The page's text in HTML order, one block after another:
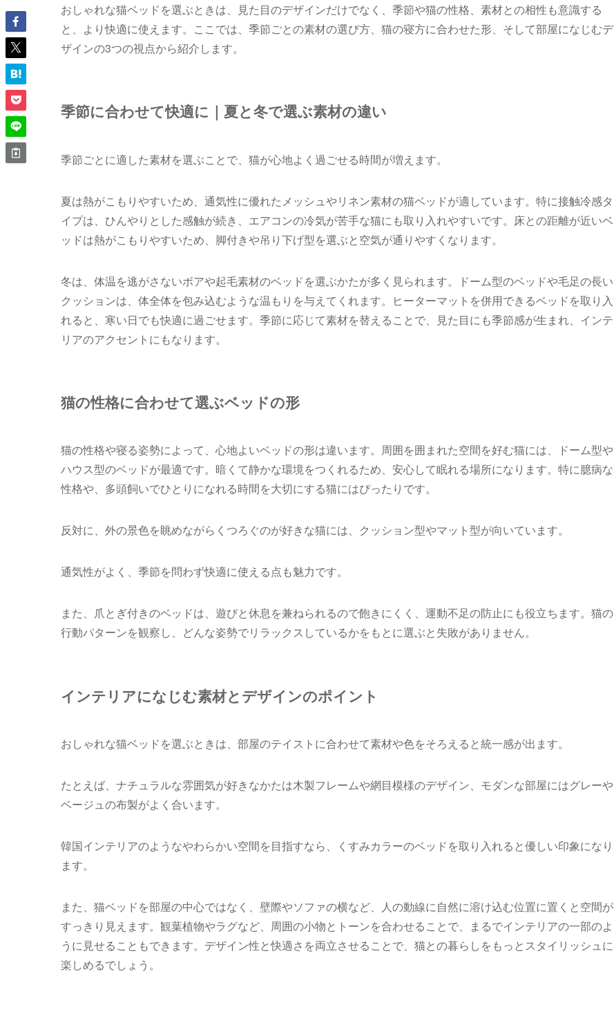
おしゃれな猫ベッドを選ぶときは、見た目のデザインだけでなく、季節や猫の性格、素材との相性も意識する
と、より快適に使えます。ここでは、季節ごとの素材の選び方、猫の寝方に合わせた形、そして部屋になじむデ
ザインの3つの視点から紹介します。
季節に合わせて快適に｜夏と冬で選ぶ素材の違い
季節ごとに適した素材を選ぶことで、猫が心地よく過ごせる時間が増えます。
夏は熱がこもりやすいため、通気性に優れたメッシュやリネン素材の猫ベッドが適しています。特に接触冷感タ
イプは、ひんやりとした感触が続き、エアコンの冷気が苦手な猫にも取り入れやすいです。床との距離が近いベ
ッドは熱がこもりやすいため、脚付きや吊り下げ型を選ぶと空気が通りやすくなります。
冬は、体温を逃がさないボアや起毛素材のベッドを選ぶかたが多く見られます。ドーム型のベッドや毛足の長い
クッションは、体全体を包み込むような温もりを与えてくれます。ヒーターマットを併用できるベッドを取り入
れると、寒い日でも快適に過ごせます。季節に応じて素材を替えることで、見た目にも季節感が生まれ、インテ
リアのアクセントにもなります。
猫の性格に合わせて選ぶベッドの形
猫の性格や寝る姿勢によって、心地よいベッドの形は違います。周囲を囲まれた空間を好む猫には、ドーム型や
ハウス型のベッドが最適です。暗くて静かな環境をつくれるため、安心して眠れる場所になります。特に臆病な
性格や、多頭飼いでひとりになれる時間を大切にする猫にはぴったりです。
反対に、外の景色を眺めながらくつろぐのが好きな猫には、クッション型やマット型が向いています。
通気性がよく、季節を問わず快適に使える点も魅力です。
また、爪とぎ付きのベッドは、遊びと休息を兼ねられるので飽きにくく、運動不足の防止にも役立ちます。猫の
行動パターンを観察し、どんな姿勢でリラックスしているかをもとに選ぶと失敗がありません。
インテリアになじむ素材とデザインのポイント
おしゃれな猫ベッドを選ぶときは、部屋のテイストに合わせて素材や色をそろえると統一感が出ます。
たとえば、ナチュラルな雰囲気が好きなかたは木製フレームや網目模様のデザイン、モダンな部屋にはグレーや
ベージュの布製がよく合います。
韓国インテリアのようなやわらかい空間を目指すなら、くすみカラーのベッドを取り入れると優しい印象になり
ます。
また、猫ベッドを部屋の中心ではなく、壁際やソファの横など、人の動線に自然に溶け込む位置に置くと空間が
すっきり見えます。観葉植物やラグなど、周囲の小物とトーンを合わせることで、まるでインテリアの一部のよ
うに見せることもできます。デザイン性と快適さを両立させることで、猫との暮らしをもっとスタイリッシュに
楽しめるでしょう。